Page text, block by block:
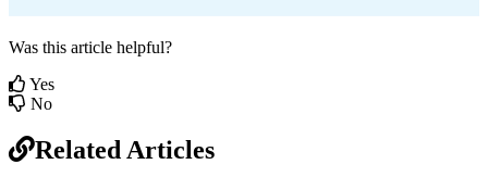
Was this article helpful?
Yes
No
Related Articles